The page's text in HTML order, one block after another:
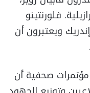
فلورنتينو
ويعتبرون أن
صحفية أن